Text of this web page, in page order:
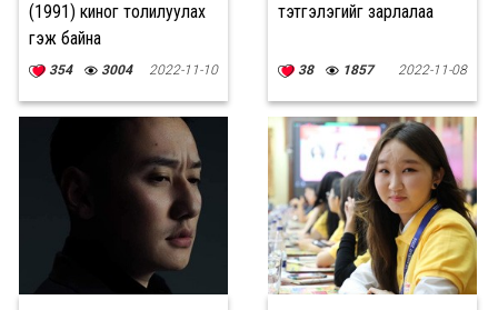
(1991) киног толилуулах
гэж байна
354 3004 2022-11-10
тэтгэлэгийг зарлалаа
38 1857 2022-11-08